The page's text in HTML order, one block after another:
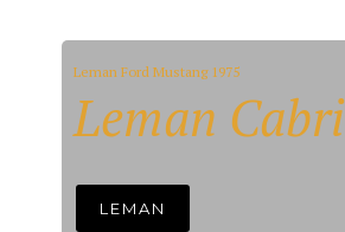
Leman Ford Mustang 1975
Leman
LEMAN